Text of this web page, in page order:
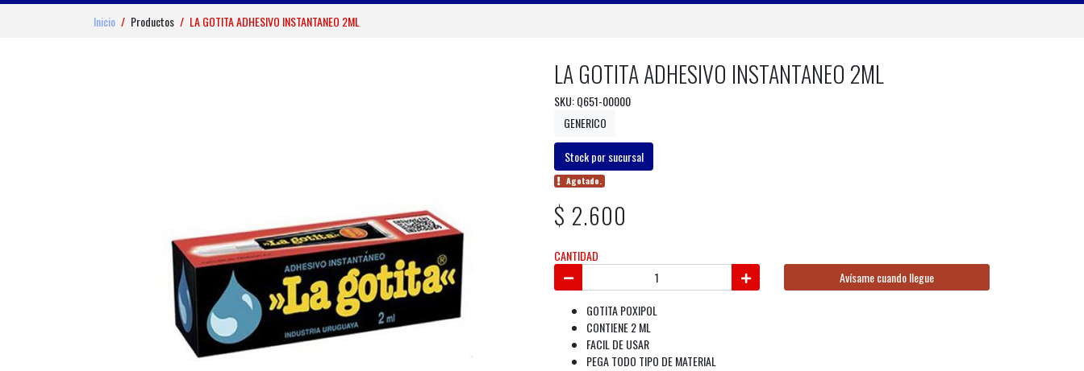
Inicio Productos LA GOTITA ADHESIVO INSTANTANEO 2ML
LA GOTITA ADHESIVO INSTANTANEO 2ML
SKU: Q651-00000
GENERICO
Stock por sucursal
Agotado.
$ 2.600
CANTIDAD
Avísame cuando llegue
GOTITA POXIPOL
CONTIENE 2 ML
FACIL DE USAR
PEGA TODO TIPO DE MATERIAL